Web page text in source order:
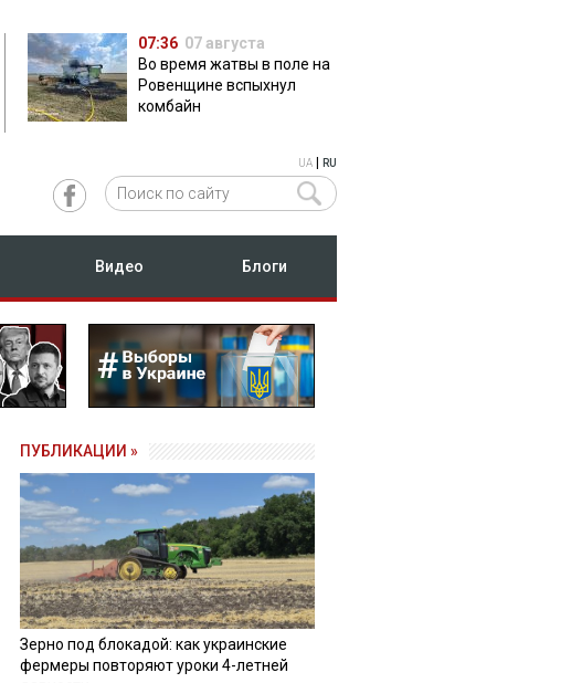
07:36 07 августа
Во время жатвы в поле на
Ровенщине вспыхнул
комбайн
UA RU
Видео Блоги
ПУБЛИКАЦИИ »
Зерно под блокадой: как украинские
фермеры повторяют уроки 4-летней